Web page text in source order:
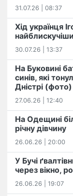
31.07.26 | 08:37
Хід українця
30.07.26 | 13:37
На Буковині
синів, які
Дністрі (фото)
27.06.26 | 12:40
На Одещині
річну дівчину
26.06.26 | 20:00
У Бучі
через вікно,
26.06.26 | 19:07